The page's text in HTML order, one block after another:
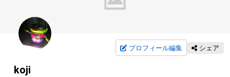
プロフィール編集 シェア
koji